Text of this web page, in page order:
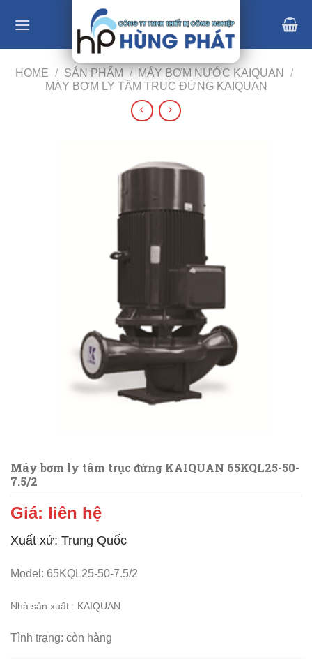
HOME / SẢN PHẨM / MÁY BƠM NƯỚC KAIQUAN
/
MÁY BƠM LY TÂM TRỤC ĐỨNG KAIQUAN
Máy bơm ly tâm trục đứng KAIQUAN 65KQL25-50-
7.5/2
Giá: liên hệ
Xuất xứ: Trung Quốc
Model: 65KQL25-50-7.5/2
Nhà sản xuất : KAIQUAN
Tình trạng: còn hàng